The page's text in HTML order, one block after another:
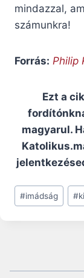
mindazzal,
számunkra!
Forrás: Philip
Ezt a
magyarul.
Post
Tags:
#imádság #